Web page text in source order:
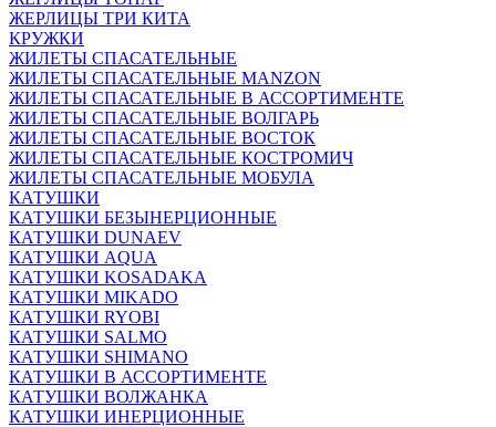
ЖЕРЛИЦЫ ТРИ КИТА
КРУЖКИ
ЖИЛЕТЫ СПАСАТЕЛЬНЫЕ
ЖИЛЕТЫ СПАСАТЕЛЬНЫЕ MANZON
ЖИЛЕТЫ СПАСАТЕЛЬНЫЕ В АССОРТИМЕНТЕ
ЖИЛЕТЫ СПАСАТЕЛЬНЫЕ ВОЛГАРЬ
ЖИЛЕТЫ СПАСАТЕЛЬНЫЕ ВОСТОК
ЖИЛЕТЫ СПАСАТЕЛЬНЫЕ КОСТРОМИЧ
ЖИЛЕТЫ СПАСАТЕЛЬНЫЕ МОБУЛА
КАТУШКИ
КАТУШКИ БЕЗЫНЕРЦИОННЫЕ
КАТУШКИ DUNAEV
КАТУШКИ AQUA
КАТУШКИ KOSADAKA
КАТУШКИ MIKADO
КАТУШКИ RYOBI
КАТУШКИ SALMO
КАТУШКИ SHIMANO
КАТУШКИ В АССОРТИМЕНТЕ
КАТУШКИ ВОЛЖАНКА
КАТУШКИ ИНЕРЦИОННЫЕ